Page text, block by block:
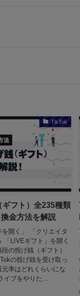
TikTok
フト）全235種類
金方法を解説
を開く」 「クリエイタ
「LIVEギフト」を開く
の投げ銭（ギフト）
の投げ銭を受け取っ
率はどれくらいにな
イブをやりた...